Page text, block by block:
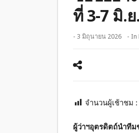
ที่ 3-7 มิ.
- 3 มิถุนายน 2026 - In
จำนวนผู้เช้าชม :
ผู้ว่าฯอุตรดิตถ์นำที